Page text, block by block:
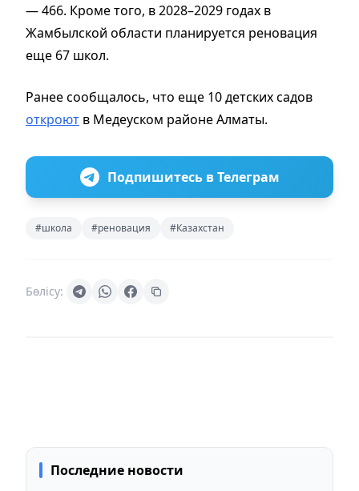
— 466. Кроме того, в 2028–2029 годах в
Жамбылской области планируется реновация
еще 67 школ.
Ранее сообщалось, что еще 10 детских садов
откроют в Медеуском районе Алматы.
Подпишитесь в Телеграм
#школа #реновация #Казахстан
Бөлісу:
Последние новости